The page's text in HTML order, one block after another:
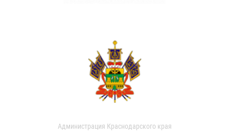
Администрация Краснодарского края